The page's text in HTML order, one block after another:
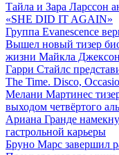
Тайла и Зара Ларссон
«SHE DID IT AGAIN»
Группа Evanescence
Вышел новый тизер
жизни Майкла
Гарри Стайлс
The Time. Disco,
Мелани Мартинес
выходом четвёртого
Ариана Гранде
гастрольной карьеры
Бруно Марс завершил